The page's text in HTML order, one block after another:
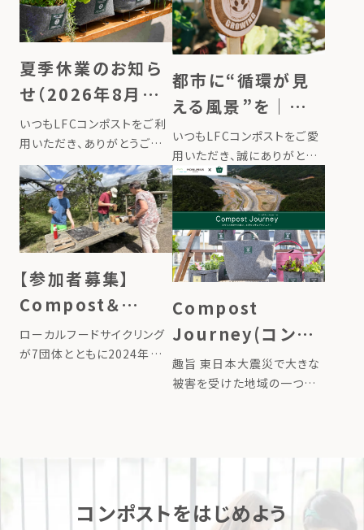
夏季休業のお知ら
せ（2026年8月13
日〜16日）
いつもLFCコンポストをご利
用いただき、ありがとうござ
います。 誠に勝手ながら、弊
社では下記期間を夏季休業
とさせていただきます。 ■夏
季休業期間2026年8月13日
（木）〜2026年8月16日（日）
都市に“循環が見
える風景”を｜新
商品『LFC菜園サイ
ン』を発売しました
いつもLFCコンポストをご愛
用いただき、誠にありがとう
ございます。 このたびローカ
ルフードサイクリングは、レイ
ズドベッドやプランターに挿
して使う新商品『LFC菜園サ
イン』を発売しました。畑に立
てるだけで、その場所で育ま
【参加者募集】
Compost＆
Garden クルーの
ためのトレーニン
ローカルフードサイクリング
が7団体とともに2024年に
Compost
Journey(コンポ
ストジャーニー)〜
あなたの堆肥で東
趣旨 東日本大震災で大きな
被害を受けた地域の一つが
として中学校跡地がファーム
MORIUMIUSとローカルフー
ドサイクリング […]
コンポストをはじめよう